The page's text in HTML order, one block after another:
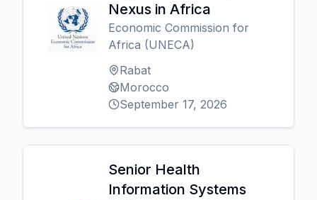
Nexus in Africa
Economic Commission for
Africa (UNECA)
Rabat
Morocco
September 17, 2026
Senior Health
Information Systems